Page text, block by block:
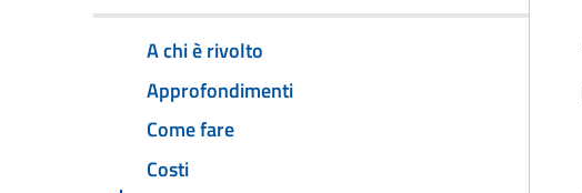
A chi è rivolto
Approfondimenti
Come fare
Costi